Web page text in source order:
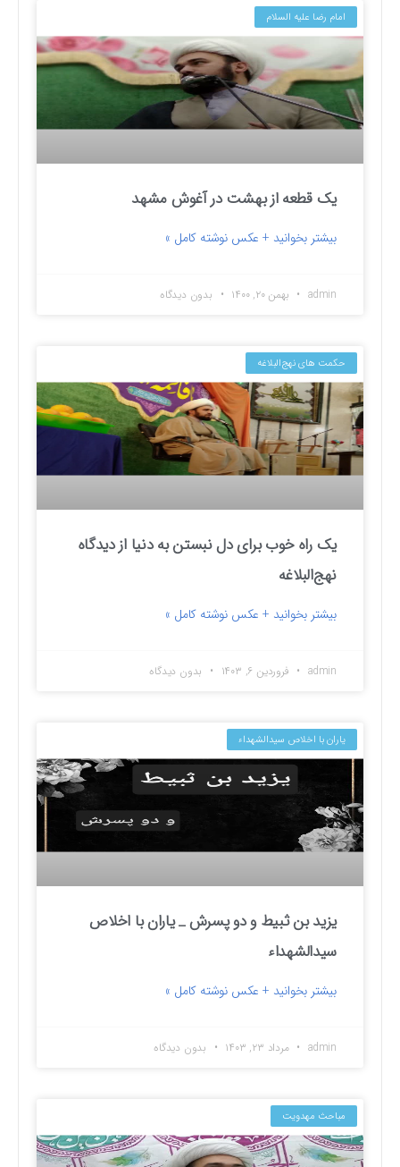
امام رضا علیه السلام
یک قطعه از بهشت در آغوش مشهد
بیشتر بخوانید + عکس نوشته کامل »
admin بهمن ۲۰, ۱۴۰۰ بدون دیدگاه
حکمت های نهج‌البلاغه
یک راه خوب برای دل نبستن به دنیا از دیدگاه
نهج‌البلاغه
بیشتر بخوانید + عکس نوشته کامل »
admin فروردین ۶, ۱۴۰۳ بدون دیدگاه
یاران با اخلاص سیدالشهداء
یزید بن ثبیط و دو پسرش _ یاران با اخلاص
سیدالشهداء
بیشتر بخوانید + عکس نوشته کامل »
admin مرداد ۲۳, ۱۴۰۳ بدون دیدگاه
مباحث مهدویت